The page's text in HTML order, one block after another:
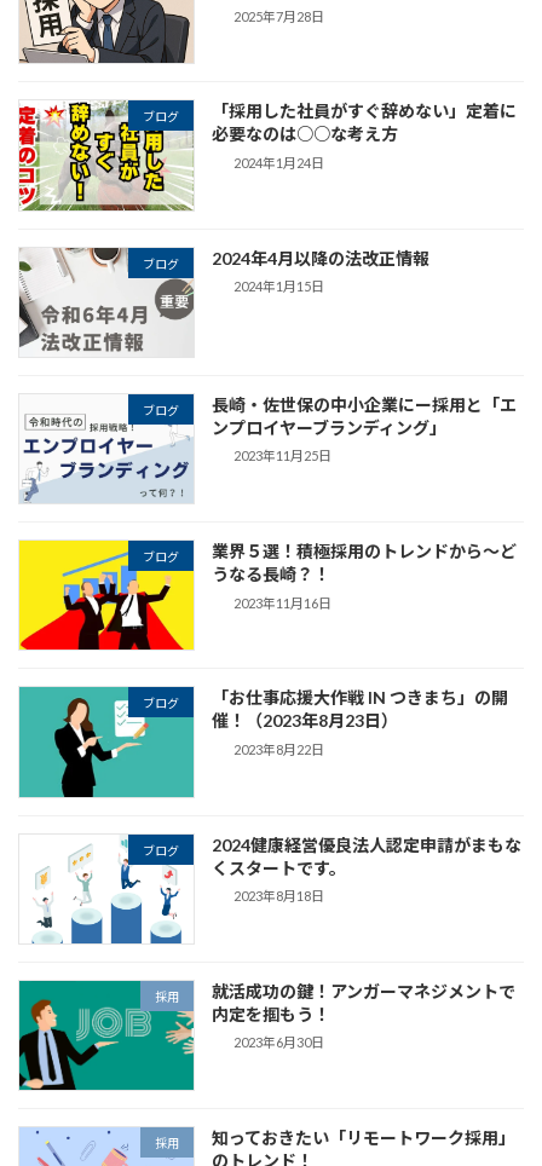
2025年7月28日
ブログ
「採用した社員がすぐ辞めない」定着に
必要なのは○○な考え方
2024年1月24日
ブログ 2024年4月以降の法改正情報
2024年1月15日
ブログ
長崎・佐世保の中小企業にー採用と「エ
ンプロイヤーブランディング」
2023年11月25日
ブログ
業界５選！積極採用のトレンドから～ど
うなる長崎？！
2023年11月16日
ブログ
「お仕事応援大作戦 IN つきまち」の開
催！（2023年8月23日）
2023年8月22日
ブログ
2024健康経営優良法人認定申請がまもな
くスタートです。
2023年8月18日
採用
就活成功の鍵！アンガーマネジメントで
内定を掴もう！
2023年6月30日
採用
知っておきたい「リモートワーク採用」
のトレンド！